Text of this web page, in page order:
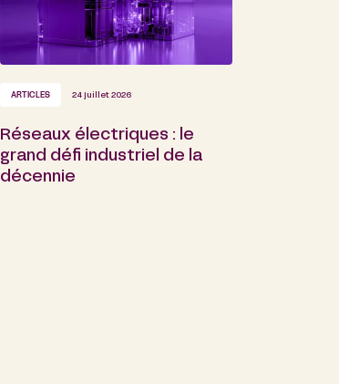
ARTICLES 24 juillet 2026
Réseaux électriques : le
grand défi industriel de la
décennie